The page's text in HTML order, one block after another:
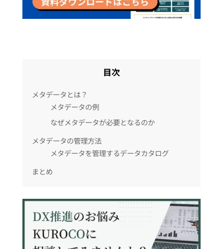
目次
メタデータとは？
メタデータの例
なぜメタデータが必要となるのか
メタデータの管理方法
メタデータを管理するデータカタログ
まとめ